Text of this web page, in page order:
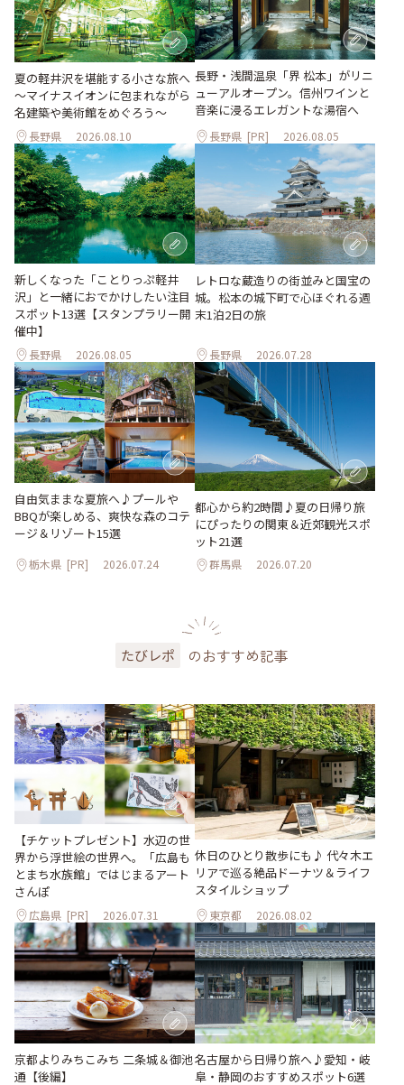
夏の軽井沢を堪能する小さな旅へ
～マイナスイオンに包まれながら
名建築や美術館をめぐろう～
長野県 2026.08.10
長野・浅間温泉「界 松本」がリニ
ューアルオープン。信州ワインと
音楽に浸るエレガントな湯宿へ
長野県 [PR] 2026.08.05
新しくなった「ことりっぷ軽井
沢」と一緒におでかけしたい注目
スポット13選【スタンプラリー開
催中】
長野県 2026.08.05
レトロな蔵造りの街並みと国宝の
城。松本の城下町で心ほぐれる週
末1泊2日の旅
長野県 2026.07.28
自由気ままな夏旅へ♪プールや
BBQが楽しめる、爽快な森のコテ
ージ＆リゾート15選
栃木県 [PR] 2026.07.24
都心から約2時間♪夏の日帰り旅
にぴったりの関東＆近郊観光スポ
ット21選
群馬県 2026.07.20
たびレポ のおすすめ記事
【チケットプレゼント】水辺の世
界から浮世絵の世界へ。「広島も
とまち水族館」ではじまるアート
さんぽ
広島県 [PR] 2026.07.31
休日のひとり散歩にも♪ 代々木エ
リアで巡る絶品ドーナツ＆ライフ
スタイルショップ
東京都 2026.08.02
京都よりみちこみち 二条城＆御池
通【後編】
名古屋から日帰り旅へ♪愛知・岐
阜・静岡のおすすめスポット6選